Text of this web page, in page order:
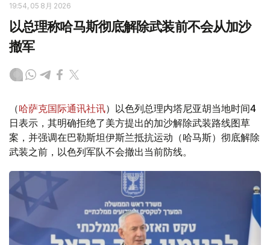
19:54, 05 8月 2026
以总理称哈马斯彻底解除武装前不会从加沙
撤军
（哈萨克国际通讯社讯）以色列总理内塔尼亚胡当地时间4
日表示，其明确拒绝了美方提出的加沙解除武装路线图草
案，并强调在巴勒斯坦伊斯兰抵抗运动（哈马斯）彻底解除
武装之前，以色列军队不会撤出当前防线。